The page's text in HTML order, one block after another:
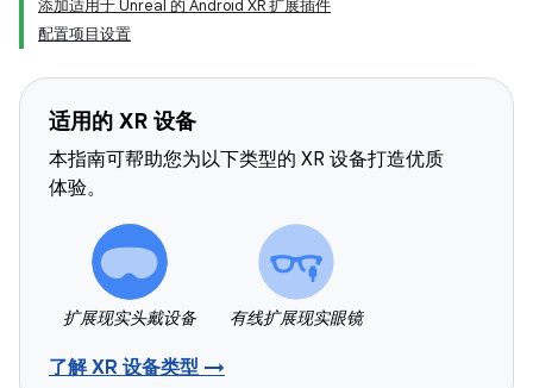
添加适用于 Unreal 的 Android XR 扩展插件
配置项目设置
适用的 XR 设备
本指南可帮助您为以下类型的 XR 设备打造优质
体验。
扩展现实头戴设备 有线扩展现实眼镜
了解 XR 设备类型 →